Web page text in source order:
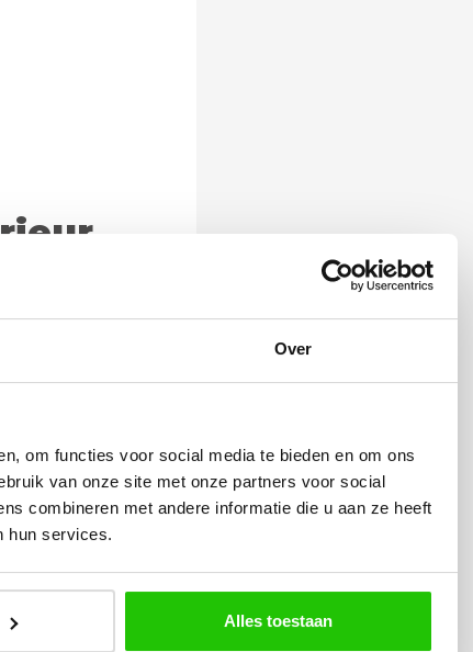
Over
om functies voor social media te bieden en om ons
van onze site met onze partners voor social
combineren met andere informatie die u aan ze heeft
hun services.
Alles toestaan
van
25 x 10cm